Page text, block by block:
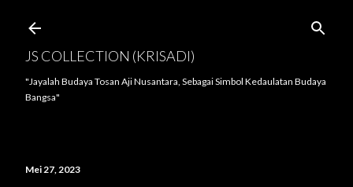
JS COLLECTION (KRISADI)
"Jayalah Budaya Tosan Aji Nusantara, Sebagai Simbol Kedaulatan Budaya
Bangsa"
Mei 27, 2023